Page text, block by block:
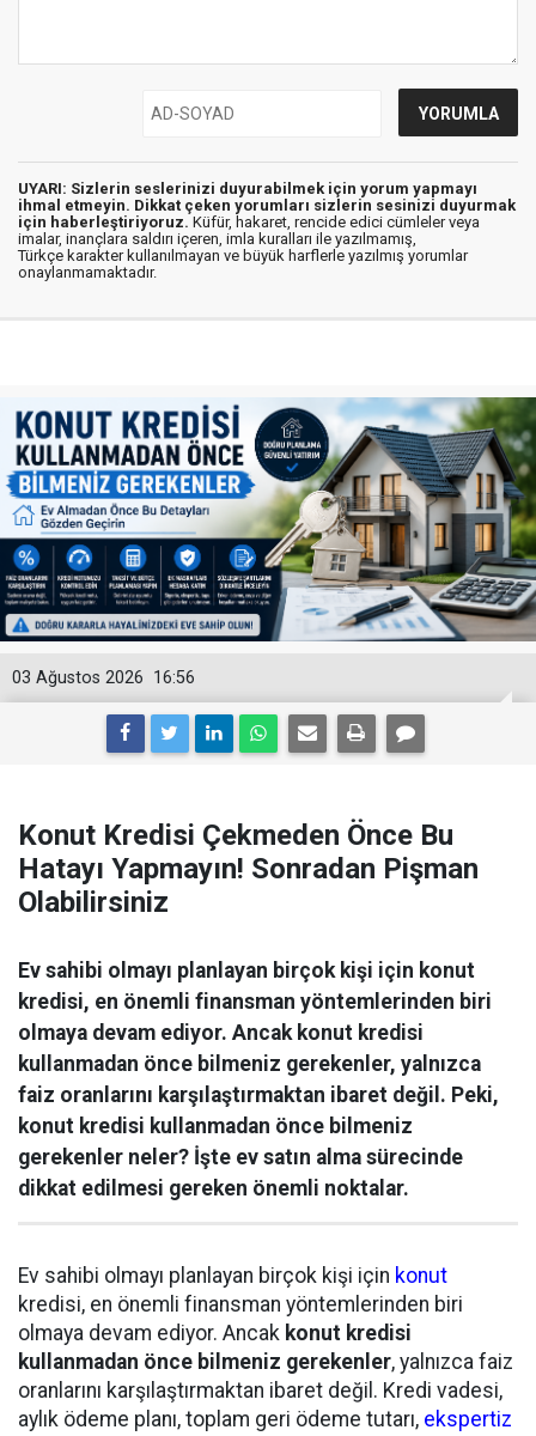
UYARI: Sizlerin seslerinizi duyurabilmek için yorum yapmayı
ihmal etmeyin. Dikkat çeken yorumları sizlerin sesinizi duyurmak
için haberleştiriyoruz. Küfür, hakaret, rencide edici cümleler veya
imalar, inançlara saldırı içeren, imla kuralları ile yazılmamış,
Türkçe karakter kullanılmayan ve büyük harflerle yazılmış yorumlar
onaylanmamaktadır.
16:56
03 Ağustos 2026
Konut Kredisi Çekmeden Önce Bu
Hatayı Yapmayın! Sonradan Pişman
Olabilirsiniz
Ev sahibi olmayı planlayan birçok kişi için konut
kredisi, en önemli finansman yöntemlerinden biri
olmaya devam ediyor. Ancak konut kredisi
kullanmadan önce bilmeniz gerekenler, yalnızca
faiz oranlarını karşılaştırmaktan ibaret değil. Peki,
konut kredisi kullanmadan önce bilmeniz
gerekenler neler? İşte ev satın alma sürecinde
dikkat edilmesi gereken önemli noktalar.
Ev sahibi olmayı planlayan birçok kişi için konut
kredisi, en önemli finansman yöntemlerinden biri
olmaya devam ediyor. Ancak konut kredisi
kullanmadan önce bilmeniz gerekenler, yalnızca faiz
oranlarını karşılaştırmaktan ibaret değil. Kredi vadesi,
aylık ödeme planı, toplam geri ödeme tutarı, ekspertiz